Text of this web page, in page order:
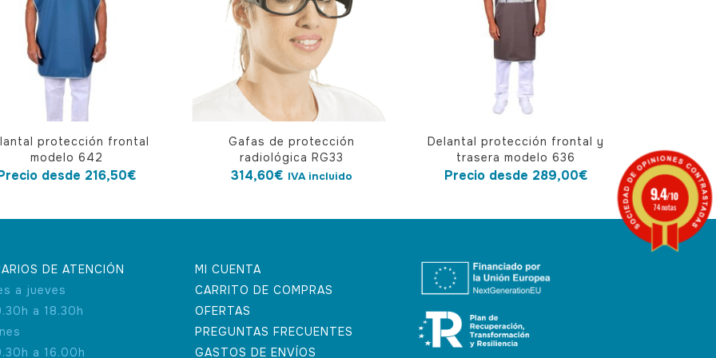
protección frontal
modelo 642
desde 216,50€
Gafas de protección
radiológica RG33
314,60€ IVA incluido
producto
pueden
elegir
en
Delantal protección frontal y
trasera modelo 636
Precio desde 289,00€
DE ATENCIÓN
a jueves
a 18.30h
a 16.00h
MI CUENTA
CARRITO DE COMPRAS
OFERTAS
PREGUNTAS FRECUENTES
GASTOS DE ENVÍOS
9.4/10
74 notas